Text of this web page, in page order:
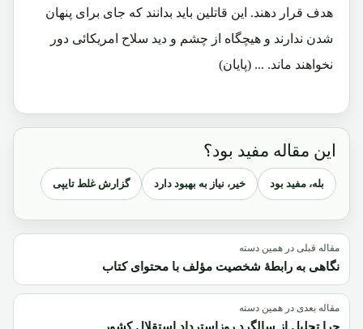
هدف قرار دهند. این قاتلین باید بدانند که جای برای پنهان
شدن ندارند و هیچگاه از چشم و دید سلاح امریکائی دور
نخواهند ماند. ... (پایان)
این مقاله مفید بود؟
بله، مفید بود خیر، نیاز به بهبود دارد گزارش غلط تایپی
مقاله قبلی در همین دسته
نگاهی به رابطۀ شخصیت مؤلف با محتوای کتاب
مقاله بعدی در همین دسته